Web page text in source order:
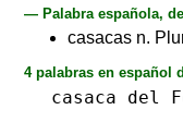
— Palabra española,
casacas n.
4 palabras en español
casaca del